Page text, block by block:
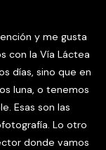
y me gusta
con la Vía Láctea
días, sino que en
luna, o tenemos
Esas son las
Lo otro
donde vamos